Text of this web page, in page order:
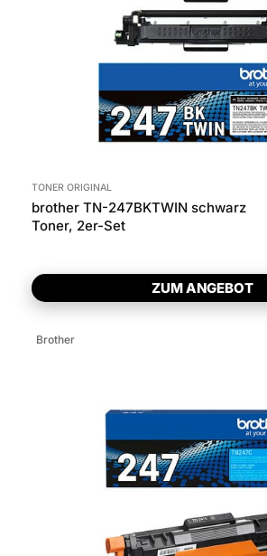
TONER ORIGINAL
brother TN-247BKTWIN schwarz
Toner, 2er-Set
ZUM ANGEBOT
Brother